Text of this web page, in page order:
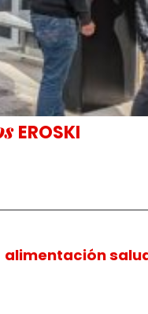
EROSKI
alimentación
un servicio
de su
en el
con más